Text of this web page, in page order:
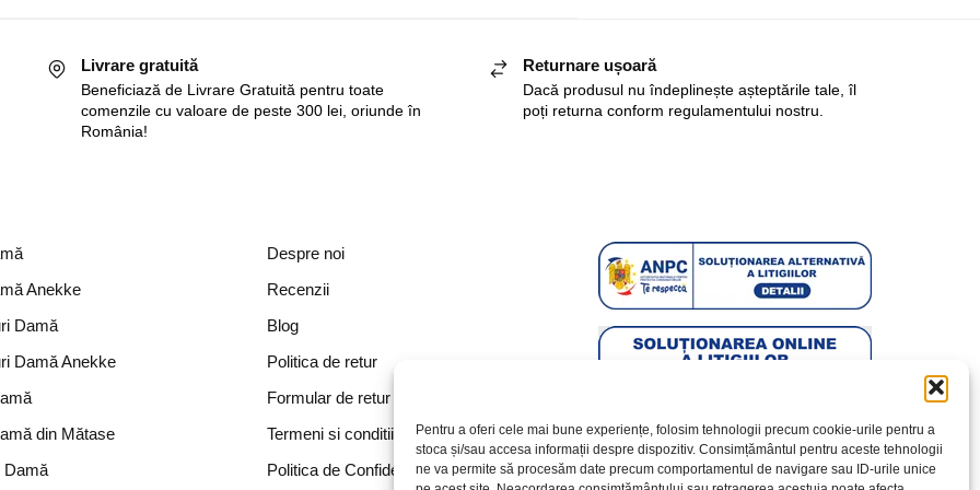
Pentru a oferi cele mai bune experiențe, folosim tehnologii precum cookie-urile pentru a
stoca și/sau accesa informații despre dispozitiv. Consimțământul pentru aceste tehnologii
ne va permite să procesăm date precum comportamentul de navigare sau ID-urile unice
Livrare gratuită
Beneficiază de Livrare Gratuită pentru toate
comenzile cu valoare de peste 300 lei, oriunde în
România!
Returnare ușoară
Dacă produsul nu îndeplinește așteptările tale, îl
poți returna conform regulamentului nostru.
Anekke
Damă
Damă Anekke
din Mătase
Damă
Despre noi
Recenzii
Blog
Politica de retur
Formular de retur
Termeni si conditii
Politica de Confidențialitate